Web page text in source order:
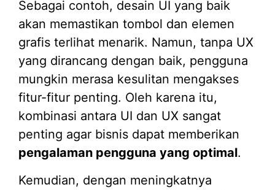
Sebagai contoh, desain UI yang baik
akan memastikan tombol dan elemen
grafis terlihat menarik. Namun, tanpa UX
yang dirancang dengan baik, pengguna
mungkin merasa kesulitan mengakses
fitur-fitur penting. Oleh karena itu,
kombinasi antara UI dan UX sangat
penting agar bisnis dapat memberikan
pengalaman pengguna yang optimal.
Kemudian, dengan meningkatnya